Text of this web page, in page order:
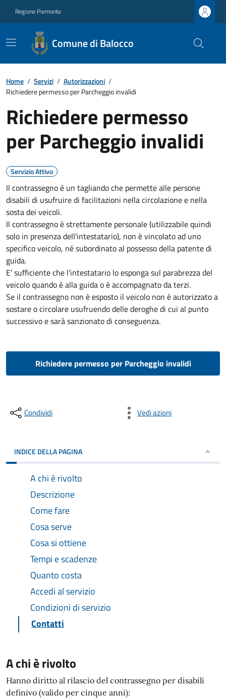
Regione Piemonte
Comune di Balocco
Home / Servizi / Autorizzazioni /
Richiedere permesso per Parcheggio invalidi
Richiedere permesso
per Parcheggio invalidi
Servizio Attivo
Il contrassegno è un tagliando che permette alle persone
disabili di usufruire di facilitazioni nella circolazione e nella
sosta dei veicoli.
Il contrassegno è strettamente personale (utilizzabile quindi
solo in presenza dell'intestatario), non è vincolato ad uno
specifico veicolo, né subordinato al possesso della patente di
guida.
E’ sufficiente che l'intestatario lo esponga sul parabrezza del
veicolo quando è alla guida o è accompagnato da terzi.
Se il contrassegno non è esposto il veicolo non è autorizzato a
sostare o circolare usufruendo delle deroghe di cui al punto
successivo e sarà sanzionato di conseguenza.
Richiedere permesso per Parcheggio invalidi
Condividi Vedi azioni
INDICE DELLA PAGINA
A chi è rivolto
Descrizione
Come fare
Cosa serve
Cosa si ottiene
Tempi e scadenze
Quanto costa
Accedi al servizio
Condizioni di servizio
Contatti
A chi è rivolto
Hanno diritto al rilascio del contrassegno per disabili
definivo (valido per cinque anni):